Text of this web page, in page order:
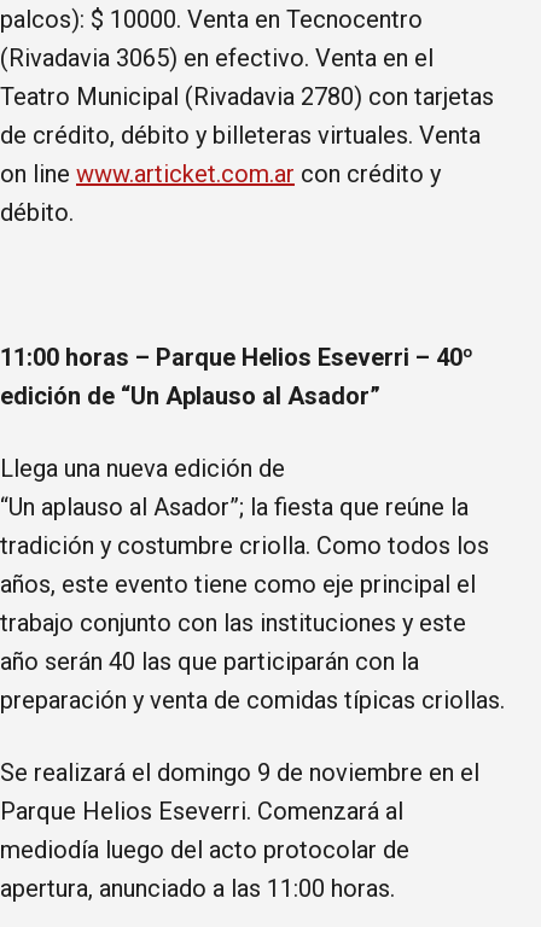
palcos): $ 10000. Venta en Tecnocentro
(Rivadavia 3065) en efectivo. Venta en el
Teatro Municipal (Rivadavia 2780) con tarjetas
de crédito, débito y billeteras virtuales. Venta
on line www.articket.com.ar con crédito y
débito.
11:00 horas – Parque Helios Eseverri – 40º
edición de “Un Aplauso al Asador”
Llega una nueva edición de
“Un aplauso al Asador”; la fiesta que reúne la
tradición y costumbre criolla. Como todos los
años, este evento tiene como eje principal el
trabajo conjunto con las instituciones y este
año serán 40 las que participarán con la
preparación y venta de comidas típicas criollas.
Se realizará el domingo 9 de noviembre en el
Parque Helios Eseverri. Comenzará al
mediodía luego del acto protocolar de
apertura, anunciado a las 11:00 horas.